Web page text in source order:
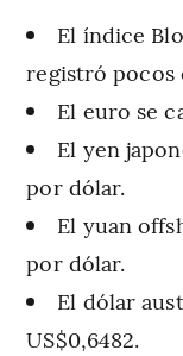
El índice
registró pocos
El euro se
El yen
por dólar.
El yuan
por dólar.
El dólar
US$0,6482.